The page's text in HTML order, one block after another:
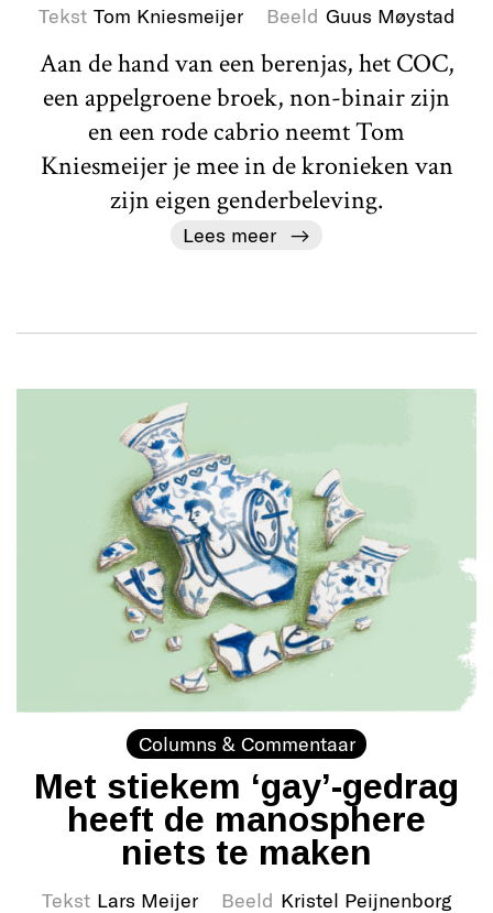
Tekst Tom Kniesmeijer Beeld Guus Møystad
Aan de hand van een berenjas, het COC,
een appelgroene broek, non-binair zijn
en een rode cabrio neemt Tom
Kniesmeijer je mee in de kronieken van
zijn eigen genderbeleving.
Lees meer
Columns & Commentaar
Met stiekem ‘gay’-gedrag
heeft de manosphere
niets te maken
Tekst Lars Meijer Beeld Kristel Peijnenborg